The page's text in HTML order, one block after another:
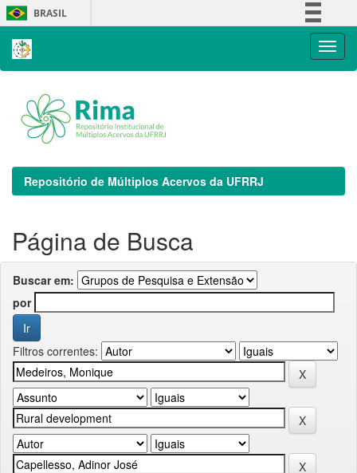
Skip
navigation
BRASIL
Repositório de Múltiplos Acervos da UFRRJ
Página de Busca
Buscar em:
por
Filtros correntes: